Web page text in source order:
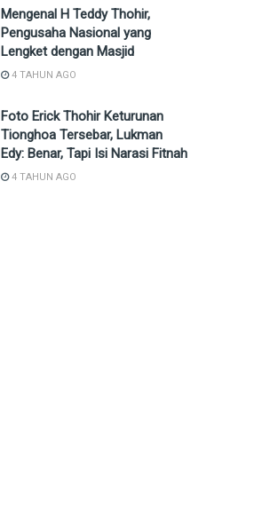
Mengenal H Teddy Thohir,
Pengusaha Nasional yang
Lengket dengan Masjid
4 TAHUN AGO
Foto Erick Thohir Keturunan
Tionghoa Tersebar, Lukman
Edy: Benar, Tapi Isi Narasi Fitnah
4 TAHUN AGO